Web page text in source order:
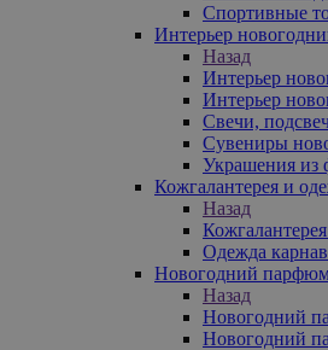
Спортивные
Интерьер
Назад
Интерьер
Интерьер
Свечи,
Сувениры
Украшения из
Кожгалантерея и
Назад
Одежда
Новогодний
Назад
Новогодний
Новогодний